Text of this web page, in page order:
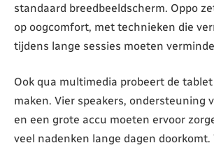
standaard breedbeeldscherm. Oppo
op oogcomfort, met technieken die
tijdens lange sessies moeten
Ook qua multimedia probeert de
maken. Vier speakers, ondersteuning
en een grote accu moeten ervoor
veel nadenken lange dagen doorkomt.